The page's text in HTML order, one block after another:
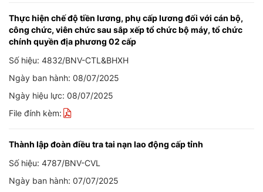
Thực hiện chế độ tiền lương, phụ cấp lương đối với cán bộ,
công chức, viên chức sau sắp xếp tổ chức bộ máy, tổ chức
chính quyền địa phương 02 cấp
Số hiệu: 4832/BNV-CTL&BHXH
Ngày ban hành: 08/07/2025
Ngày hiệu lực: 08/07/2025
File đính kèm:
Thành lập đoàn điều tra tai nạn lao động cấp tỉnh
Số hiệu: 4787/BNV-CVL
Ngày ban hành: 07/07/2025